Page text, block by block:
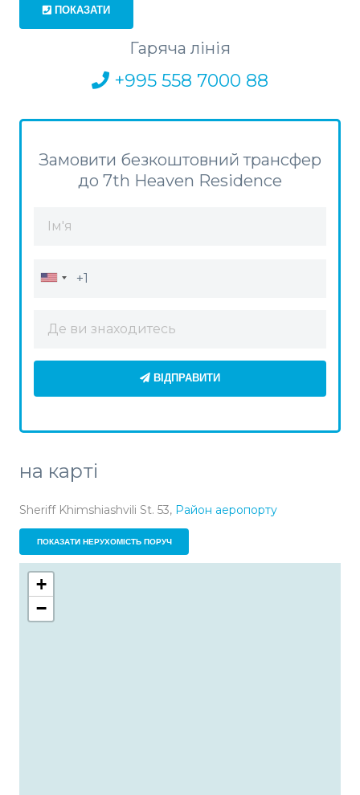
ПОКАЗАТИ
Гаряча лінія
+995 558 7000 88
Замовити безкоштовний трансфер
до 7th Heaven Residence
ВІДПРАВИТИ
на карті
Sheriff Khimshiashvili St. 53, Район аеропорту
ПОКАЗАТИ НЕРУХОМІСТЬ ПОРУЧ
+
−